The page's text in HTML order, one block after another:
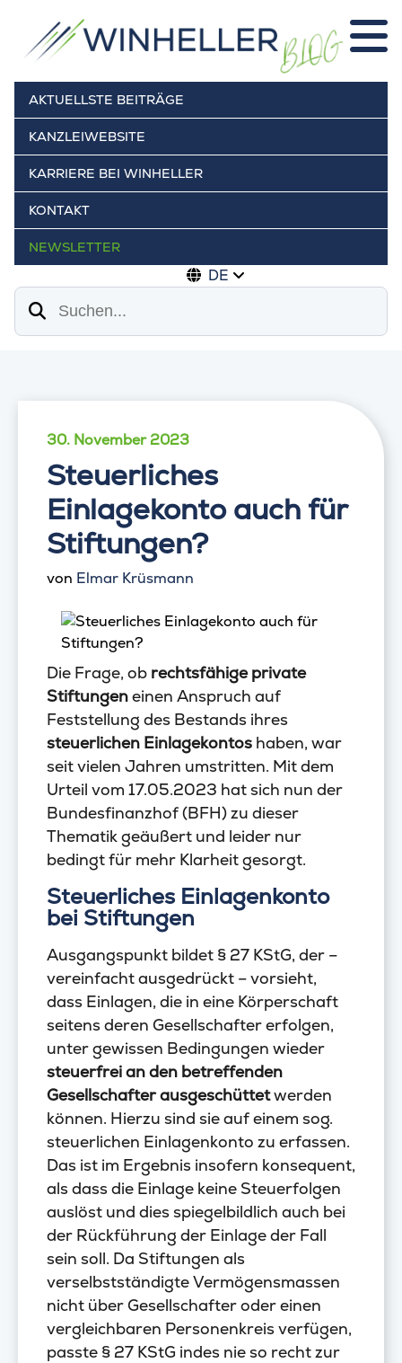
AKTUELLSTE BEITRÄGE
KANZLEIWEBSITE
KARRIERE BEI WINHELLER
KONTAKT
NEWSLETTER
DE
Suchen
30. November 2023
Steuerliches
Einlagekonto auch für
Stiftungen?
von Elmar Krüsmann
Die Frage, ob rechtsfähige private
Stiftungeneinen Anspruch auf
Feststellung des Bestands ihres
steuerlichen Einlagekontos haben, war
seit vielen Jahren umstritten. Mit dem
Urteil vom 17.05.2023 hat sich nun der
Bundesfinanzhof (BFH) zu dieser
Thematik geäußert und leider nur
bedingt für mehr Klarheit gesorgt.
Steuerliches Einlagenkonto
bei Stiftungen
Ausgangspunkt bildet § 27 KStG, der –
vereinfacht ausgedrückt – vorsieht,
dass Einlagen, die in eine Körperschaft
seitens deren Gesellschafter erfolgen,
unter gewissen Bedingungen wieder
steuerfrei an den betreffenden
Gesellschafter ausgeschüttetwerden
können. Hierzu sind sie auf einem sog.
steuerlichen Einlagenkonto zu erfassen.
Das ist im Ergebnis insofern konsequent,
als dass die Einlage keine Steuerfolgen
auslöst und dies spiegelbildlich auch bei
der Rückführung der Einlage der Fall
sein soll. Da Stiftungen als
verselbstständigte Vermögensmassen
nicht über Gesellschafter oder einen
vergleichbaren Personenkreis verfügen,
passte § 27 KStG indes nie so recht zur